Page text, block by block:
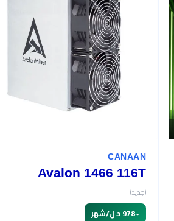
CANAAN
Avalon 1466 116T
(جديد)
~978 د.ل/شهر